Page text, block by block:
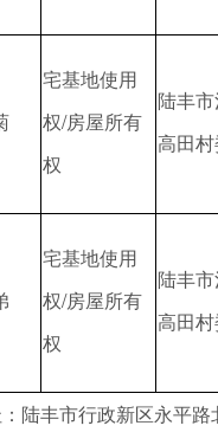
宅基地使用
权/房屋所有
权
陆丰
高田
宅基地使用
权/房屋所有
权
陆丰
高田
丰市行政新区永平路